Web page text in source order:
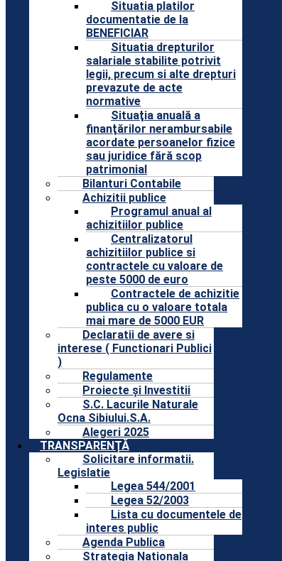
Situatia platilor
documentatie de la
BENEFICIAR
Situatia drepturilor
salariale stabilite potrivit
legii, precum si alte drepturi
prevazute de acte
normative
Situaţia anuală a
finanţărilor nerambursabile
acordate persoanelor fizice
sau juridice fără scop
patrimonial
Bilanturi Contabile
Achizitii publice
Programul anual al
achizitiilor publice
Centralizatorul
achizitiilor publice si
contractele cu valoare de
peste 5000 de euro
Contractele de achizitie
publica cu o valoare totala
mai mare de 5000 EUR
Declaratii de avere si
interese ( Functionari Publici
)
Regulamente
Proiecte și Investitii
S.C. Lacurile Naturale
Ocna Sibiului.S.A.
Alegeri 2025
TRANSPARENȚĂ
Solicitare informatii.
Legislatie
Legea 544/2001
Legea 52/2003
Lista cu documentele de
interes public
Agenda Publica
Strategia Nationala